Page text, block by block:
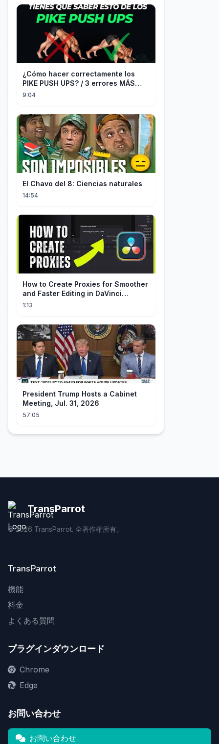
¿Cómo hacer correctamente los
PIKE PUSH UPS? / 3 errores MÁS
9:04
El Chavo del 8: Ciencias naturales
14:54
How to Create Proxies for Smoother
and Faster Editing in DaVinci
Resolve
1:13
President Trump Hosts a Cabinet
Meeting, Jul. 31, 2026
57:05
TransParrot
©2026 TransParrot. 全著作権所有。
TransParrot
機能
料金
よくある質問
プラグインダウンロード
Chrome
Edge
お問い合わせ
お問い合わせ